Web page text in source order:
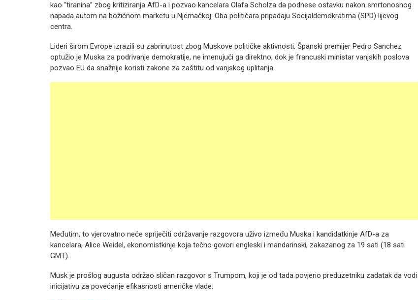
kao “tiranina” zbog kritiziranja AfD-a i pozvao kancelara Olafa Scholza da podnese ostavku nakon smrtonosnog
napada autom na božićnom marketu u Njemačkoj. Oba političara pripadaju Socijaldemokratima (SPD) lijevog
centra.
Lideri širom Evrope izrazili su zabrinutost zbog Muskove političke aktivnosti. Španski premijer Pedro Sanchez
optužio je Muska za podrivanje demokratije, ne imenujući ga direktno, dok je francuski ministar vanjskih poslova
pozvao EU da snažnije koristi zakone za zaštitu od vanjskog uplitanja.
Međutim, to vjerovatno neće spriječiti održavanje razgovora uživo između Muska i kandidatkinje AfD-a za
kancelara, Alice Weidel, ekonomistkinje koja tečno govori engleski i mandarinski, zakazanog za 19 sati (18 sati
GMT).
Musk je prošlog augusta održao sličan razgovor s Trumpom, koji je od tada povjerio preduzetniku zadatak da vodi
inicijativu za povećanje efikasnosti američke vlade.